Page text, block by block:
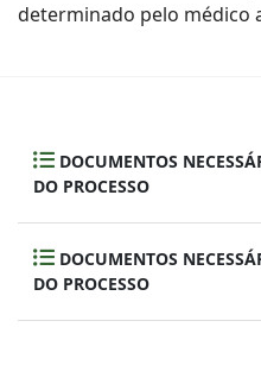
determinado pelo médico
DOCUMENTOS
DO PROCESSO
DOCUMENTOS
DO PROCESSO